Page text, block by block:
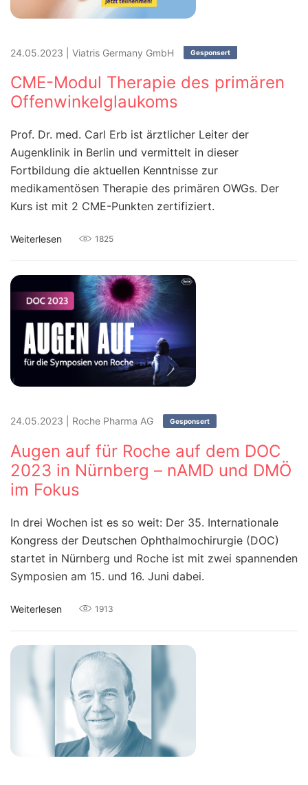
24.05.2023 Viatris Germany GmbH Gesponsert
CME-Modul Therapie des primären
Offenwinkelglaukoms
Prof. Dr. med. Carl Erb ist ärztlicher Leiter der
Augenklinik in Berlin und vermittelt in dieser
Fortbildung die aktuellen Kenntnisse zur
medikamentösen Therapie des primären OWGs. Der
Kurs ist mit 2 CME-Punkten zertifiziert.
Weiterlesen 1825
24.05.2023 Roche Pharma AG Gesponsert
Augen auf für Roche auf dem DOC
2023 in Nürnberg – nAMD und DMÖ
im Fokus
In drei Wochen ist es so weit: Der 35. Internationale
Kongress der Deutschen Ophthalmochirurgie (DOC)
startet in Nürnberg und Roche ist mit zwei spannenden
Symposien am 15. und 16. Juni dabei.
Weiterlesen 1913